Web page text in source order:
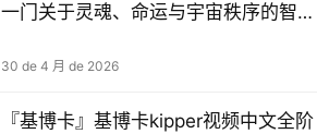
一门关于灵魂、命运与宇宙秩序的智慧
30 de 4 月 de 2026
『基博卡』基博卡kipper视频中文全阶